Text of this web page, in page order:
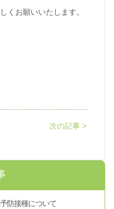
くお願いいたします。
次の記事 >
防接種について